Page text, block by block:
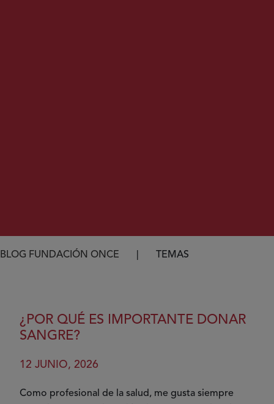
Ruta de navegación
BLOG FUNDACIÓN ONCE TEMAS
¿POR QUÉ ES IMPORTANTE DONAR
SANGRE?
12 JUNIO, 2026
Como profesional de la salud, me gusta siempre